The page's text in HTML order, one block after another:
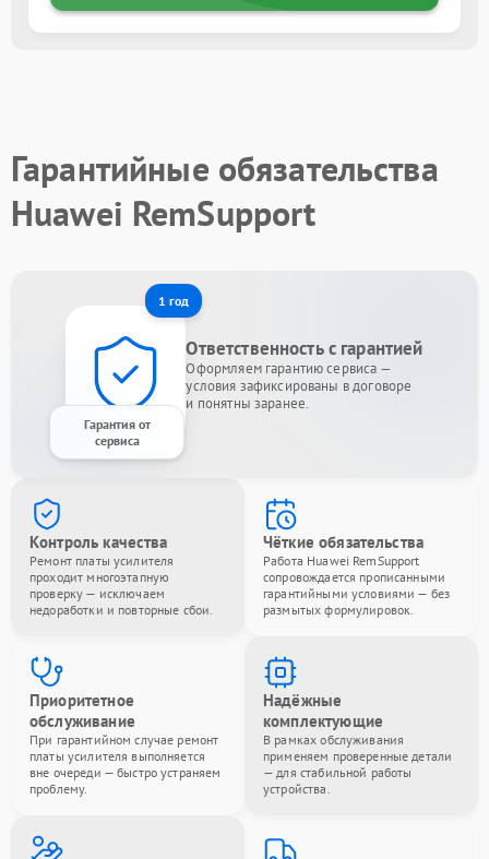
Гарантийные обязательства
Huawei RemSupport
1 год
Гарантия от
сервиса
Ответственность с гарантией
Оформляем гарантию сервиса —
условия зафиксированы в договоре
и понятны заранее.
Контроль качества
Ремонт платы усилителя
проходит многоэтапную
проверку — исключаем
недоработки и повторные сбои.
Чёткие обязательства
Работа Huawei RemSupport
сопровождается прописанными
гарантийными условиями — без
размытых формулировок.
Приоритетное
обслуживание
При гарантийном случае ремонт
платы усилителя выполняется
вне очереди — быстро устраняем
проблему.
Надёжные
комплектующие
В рамках обслуживания
применяем проверенные детали
— для стабильной работы
устройства.